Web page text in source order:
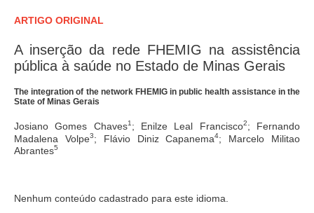
ARTIGO ORIGINAL
A inserção da rede FHEMIG na assistência
pública à saúde no Estado de Minas Gerais
The integration of the network FHEMIG in public health assistance in the
State of Minas Gerais
Josiano Gomes Chaves1 ; Enilze Leal Francisco2; Fernando
Madalena Volpe3; Flávio Diniz Capanema4; Marcelo Militao
Abrantes5
Nenhum conteúdo cadastrado para este idioma.